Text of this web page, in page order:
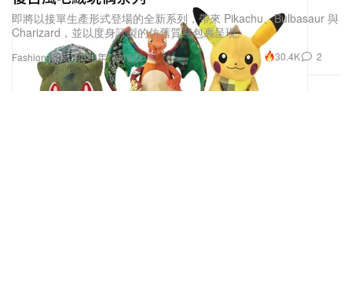
Fashion 時裝
即將以接單生產形式登場的全新系列，帶來 Pikachu、Bulbasaur 與
Charizard，並以度身訂製的仿舊質感包裹呈現。
2026年7月13日 30.4K 2